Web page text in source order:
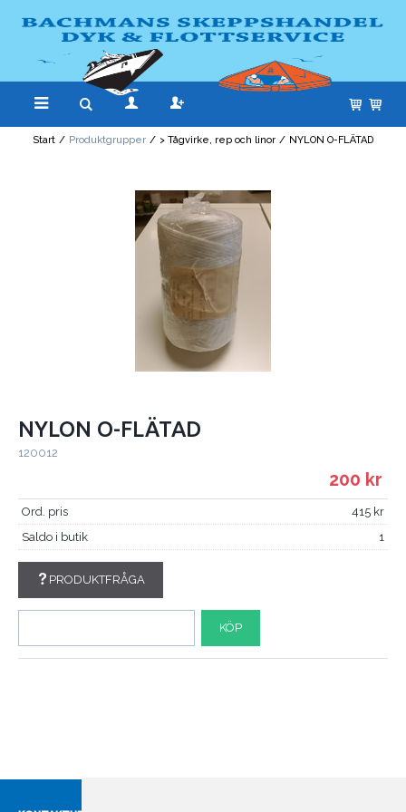
Start / Produktgrupper / > Tågvirke, rep och linor / NYLON O-FLÄTAD
NYLON O-FLÄTAD
120012
200
Ord. pris
415
Saldo i butik
1
PRODUKTFRÅGA
KÖP